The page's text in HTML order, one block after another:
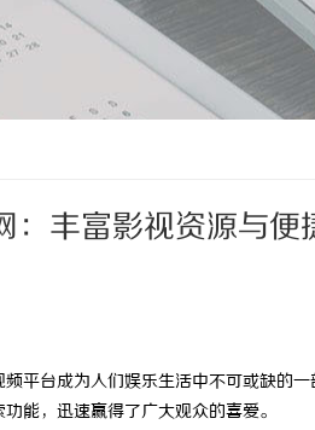
：丰富影视资源与便
平台成为人们娱乐生活中不可或缺的
能，迅速赢得了广大观众的喜爱。